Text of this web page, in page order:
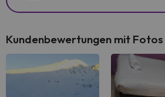
Kundenbewertungen mit Fotos